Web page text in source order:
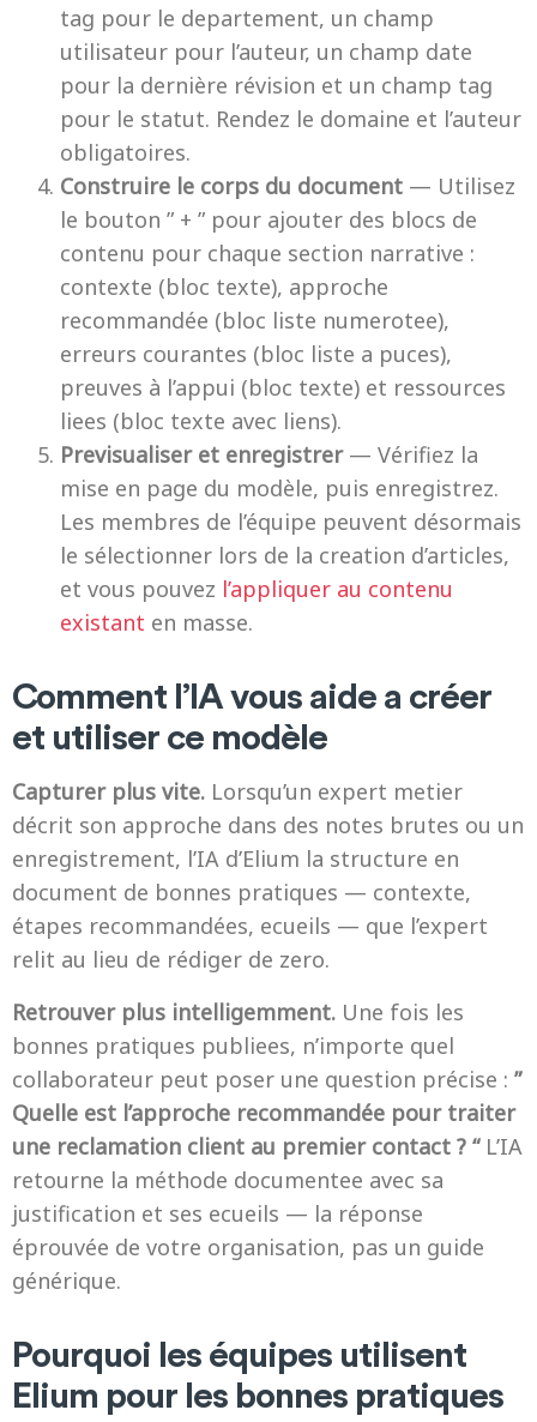
tag pour le departement, un champ
utilisateur pour l’auteur, un champ date
pour la dernière révision et un champ tag
pour le statut. Rendez le domaine et l’auteur
obligatoires.
Construire le corps du document — Utilisez
le bouton ” + ” pour ajouter des blocs de
contenu pour chaque section narrative :
contexte (bloc texte), approche
recommandée (bloc liste numerotee),
erreurs courantes (bloc liste a puces),
preuves à l’appui (bloc texte) et ressources
liees (bloc texte avec liens).
Previsualiser et enregistrer— Vérifiez la
mise en page du modèle, puis enregistrez.
Les membres de l’équipe peuvent désormais
le sélectionner lors de la creation d’articles,
et vous pouvez l’appliquer au contenu
existant en masse.
Comment l’IA vous aide a créer
et utiliser ce modèle
Capturer plus vite. Lorsqu’un expert metier
décrit son approche dans des notes brutes ou un
enregistrement, l’IA d’Elium la structure en
document de bonnes pratiques — contexte,
étapes recommandées, ecueils — que l’expert
relit au lieu de rédiger de zero.
Retrouver plus intelligemment. Une fois les
bonnes pratiques publiees, n’importe quel
collaborateur peut poser une question précise : ”
Quelle est l’approche recommandée pour traiter
une reclamation client au premier contact ? “L’IA
retourne la méthode documentee avec sa
justification et ses ecueils — la réponse
éprouvée de votre organisation, pas un guide
générique.
Pourquoi les équipes utilisent
Elium pour les bonnes pratiques